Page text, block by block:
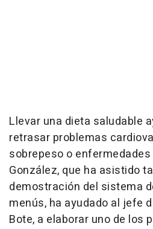
Llevar una dieta saludable
retrasar problemas
sobrepeso o
González, que ha asistido
demostración del sistema
menús, ha ayudado al jefe
Bote, a elaborar uno de los